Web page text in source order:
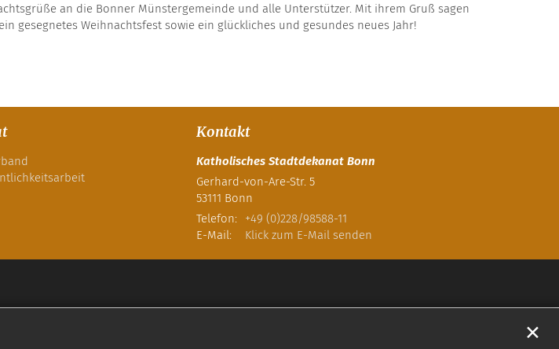
✕
an die Bonner Münstergemeinde und alle Unterstützer. Mit ihrem Gruß sagen
gesegnetes Weihnachtsfest sowie ein glückliches und gesundes neues Jahr!
Kontakt
Katholisches Stadtdekanat Bonn
Gerhard-von-Are-Str. 5
53111 Bonn
Telefon:
+49 (0)228/98588-11
E-Mail:
Klick zum E-Mail senden